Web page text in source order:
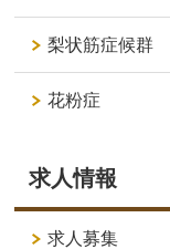
梨状筋症候群
花粉症
求人情報
求人募集